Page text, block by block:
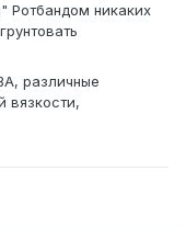
Ротбандом никаких
различные
вязкости,